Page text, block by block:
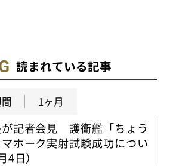
読まれている記事
1ヶ月
記者会見 護衛艦「ちょう
ホーク実射試験成功につい
日）